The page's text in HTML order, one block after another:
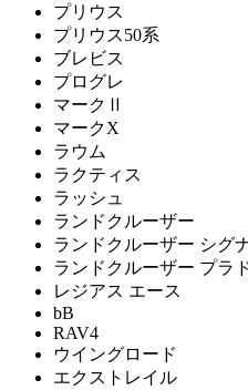
プリウス
プリウス50系
ブレビス
プログレ
マークⅡ
マークX
ラウム
ラクティス
ラッシュ
ランドクルーザー
ランドクルーザー シグ
ランドクルーザー プラ
レジアス エース
bB
RAV4
ウイングロード
エクストレイル